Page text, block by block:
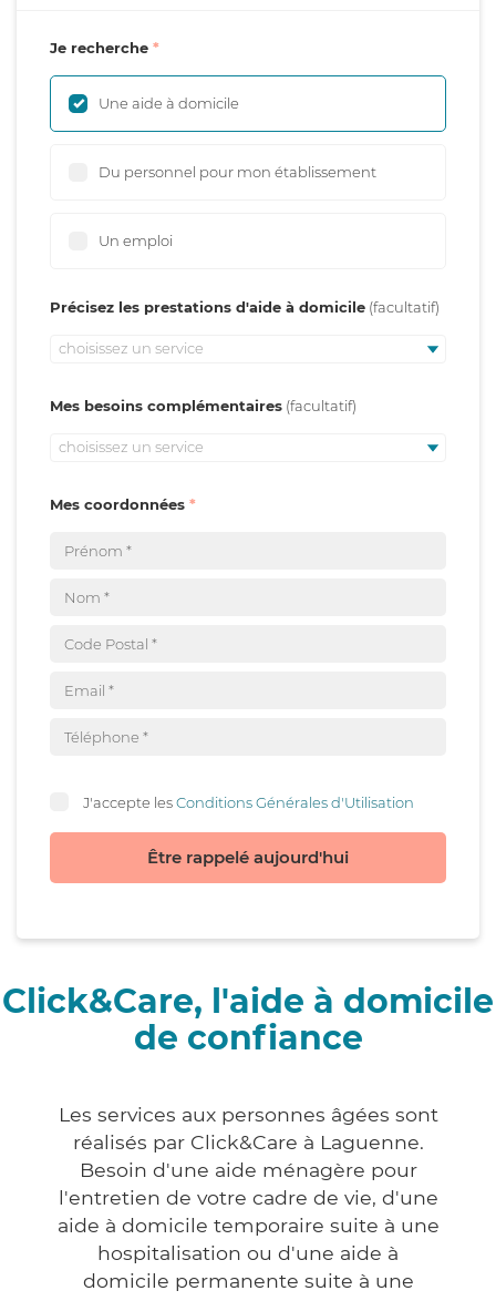
Je recherche
Une aide à domicile
Du personnel pour mon établissement
Un emploi
Précisez les prestations d'aide à domicile
choisissez un service
Mes besoins complémentaires
choisissez un service
Mes coordonnées
J'accepte lesConditions Générales d'Utilisation
Être rappelé aujourd'hui
Click&Care, l'aide à domicile
de confiance
Les services aux personnes âgées sont
réalisés par Click&Care à Laguenne.
Besoin d'une aide ménagère pour
l'entretien de votre cadre de vie, d'une
aide à domicile temporaire suite à une
hospitalisation ou d'une aide à
domicile permanente suite à une